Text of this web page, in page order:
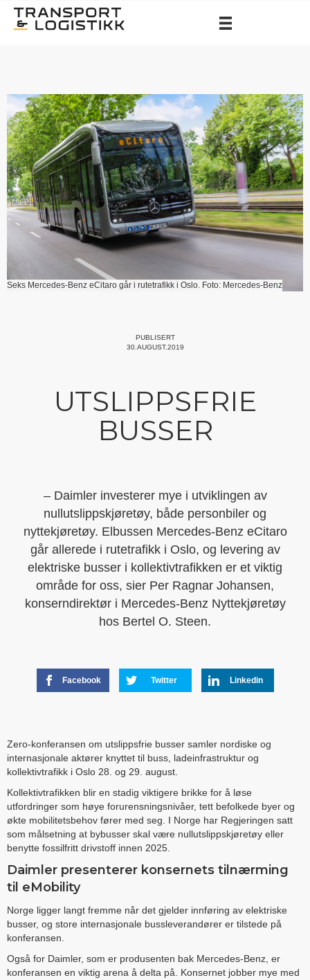
Seks Mercedes-Benz eCitaro går i rutetrafikk i Oslo. Foto: Mercedes-Benz
PUBLISERT
30.AUGUST.2019
UTSLIPPSFRIE
BUSSER
– Daimler investerer mye i utviklingen av
nullutslippskjøretøy, både personbiler og
nyttekjøretøy. Elbussen Mercedes-Benz eCitaro
går allerede i rutetrafikk i Oslo, og levering av
elektriske busser i kollektivtrafikken er et viktig
område for oss, sier Per Ragnar Johansen,
konserndirektør i Mercedes-Benz Nyttekjøretøy
hos Bertel O. Steen.
Facebook Twitter Linkedin
Zero-konferansen om utslippsfrie busser samler nordiske og
internasjonale aktører knyttet til buss, ladeinfrastruktur og
kollektivtrafikk i Oslo 28. og 29. august.
Kollektivtrafikken blir en stadig viktigere brikke for å løse
utfordringer som høye forurensningsnivåer, tett befolkede byer og
økte mobilitetsbehov fører med seg. I Norge har Regjeringen satt
som målsetning at bybusser skal være nullutslippskjøretøy eller
benytte fossilfritt drivstoff innen 2025.
Daimler presenterer konsernets tilnærming
til eMobility
Norge ligger langt fremme når det gjelder innføring av elektriske
busser, og store internasjonale bussleverandører er tilstede på
konferansen.
Også for Daimler, som er produsenten bak Mercedes-Benz, er
konferansen en viktig arena å delta på. Konsernet jobber mye med